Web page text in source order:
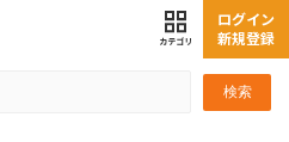
検索
ログイン
新規登録